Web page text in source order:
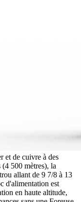
et de cuivre à des
500 mètres), la
allant de 9 7/8 à 13
d'alimentation est
en haute altitude,